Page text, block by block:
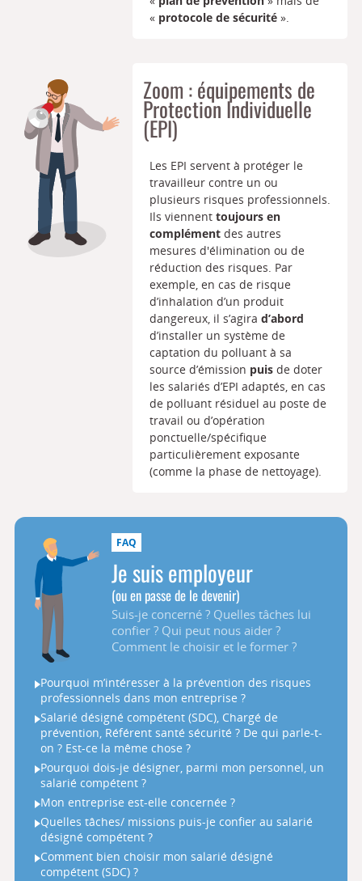
« protocole de sécurité ».
Zoom : équipements de
Protection Individuelle
(EPI)
Les EPI servent à protéger le
travailleur contre un ou
plusieurs risques professionnels.
Ils viennent toujours en
complément des autres
mesures d'élimination ou de
réduction des risques. Par
exemple, en cas de risque
d’inhalation d’un produit
dangereux, il s’agira d’abord
d’installer un système de
captation du polluant à sa
source d’émission puis de doter
les salariés d’EPI adaptés, en cas
de polluant résiduel au poste de
travail ou d’opération
ponctuelle/spécifique
particulièrement exposante
(comme la phase de nettoyage).
Je suis employeur
(ou en passe de le devenir)
Suis-je concerné ? Quelles tâches lui
confier ? Qui peut nous aider ?
Comment le choisir et le former ?
Pourquoi m’intéresser à la prévention des risques
professionnels dans mon entreprise ?
Salarié désigné compétent (SDC), Chargé de
prévention, Référent santé sécurité ? De qui parle-t-
on ? Est-ce la même chose ?
Pourquoi dois-je désigner, parmi mon personnel, un
salarié compétent ?
Mon entreprise est-elle concernée ?
Quelles tâches/ missions puis-je confier au salarié
désigné compétent ?
Comment bien choisir mon salarié désigné
compétent (SDC) ?